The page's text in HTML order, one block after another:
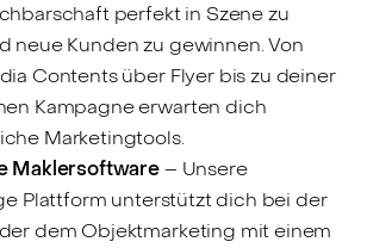
perfekt in Szene zu
neue Kunden zu gewinnen. Von
Contents über Flyer bis zu deiner
Kampagne erwarten dich
Marketingtools.
Maklersoftware– Unsere
Plattform unterstützt dich bei der
dem Objektmarketing mit einem